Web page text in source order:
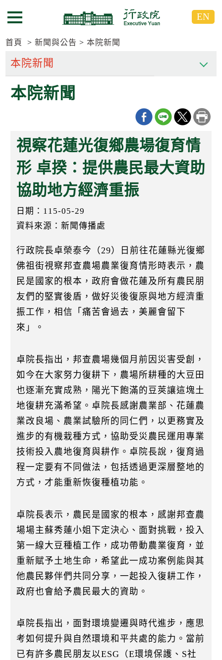
到
要
區
到
要
區
選單按鈕 EN
首頁 新聞與公告 本院新聞
本院新聞
視察花蓮光復鄉農場復育情
形 卓揆：提供農民最大資助
協助地方經濟重振
日期：115-05-29
資料來源：新聞傳播處
行政院長卓榮泰今（29）日前往花蓮縣光復鄉
佛祖街視察邦查農場農業復育情形時表示，農
民是國家的根本，政府會做花蓮及所有農民朋
友們的堅實後盾，做好災後復原與地方經濟重
振工作，相信「痛苦會過去，美麗會留下
來」。
卓院長指出，邦查農場幾個月前因災害受創，
如今在大家努力復耕下，農場所耕種的大豆田
也逐漸充實成熟，陽光下飽滿的豆莢讓這塊土
地復耕充滿希望。卓院長感謝農業部、花蓮農
業改良場、農業試驗所的同仁們，以更務實及
進步的有機栽種方式，協助受災農民運用專業
技術投入農地復育與耕作。卓院長說，復育過
程一定要有不同做法，包括透過更深層整地的
方式，才能重新恢復種植功能。
卓院長表示，農民是國家的根本，感謝邦查農
場場主蘇秀蓮小姐下定決心、面對挑戰，投入
第一線大豆種植工作，成功帶動農業復育，並
重新賦予土地生命，希望此一成功案例能與其
他農民夥伴們共同分享，一起投入復耕工作，
政府也會給予農民最大的資助。
卓院長指出，面對環境變遷與時代進步，應思
考如何提升與自然環境和平共處的能力。當前
已有許多農民朋友以ESG（E環境保護、S社